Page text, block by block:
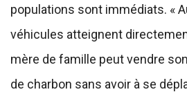
populations sont immédiats. «
véhicules atteignent
mère de famille peut vendre
de charbon sans avoir à se